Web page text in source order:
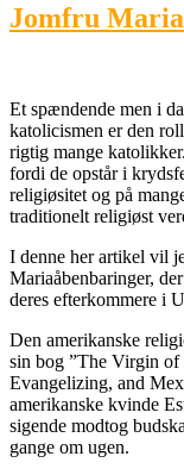
Jomfru Maria
Et spændende men i
katolicismen er den
rigtig mange
fordi de opstår i
religiøsitet og på
traditionelt religiøst
I denne her artikel vil
Mariaåbenbaringer,
deres efterkommere i
Den amerikanske
sin bog ”The Virgin
Evangelizing, and
amerikanske kvinde
sigende modtog
gange om ugen.